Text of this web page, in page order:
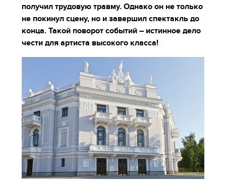
получил трудовую травму. Однако он не только
не покинул сцену, но и завершил спектакль до
конца. Такой поворот событий – истинное дело
чести для артиста высокого класса!